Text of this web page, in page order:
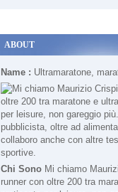
ABOUT
Name : Ultramaratone,
Chi Sono Mi chiamo
runner con oltre 200 tra